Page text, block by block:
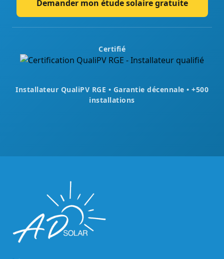
Demander mon étude solaire gratuite
Certifié
Installateur QualiPV RGE • Garantie décennale • +500
installations